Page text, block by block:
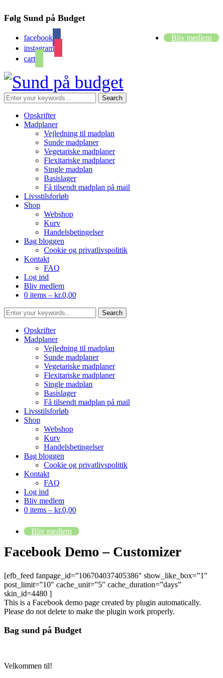
Følg Sund på Budget
facebook
instagram
cart
Bliv medlem
Opskrifter
Madplaner
Vejledning til madplan
Sunde madplaner
Vegetariske madplaner
Flexitariske madplaner
Single madplan
Basislager
Få tilsendt madplan på mail
Livsstilsforløb
Shop
Webshop
Kurv
Handelsbetingelser
Bag bloggen
Cookie og privatlivspolitik
Kontakt
FAQ
Log ind
Bliv medlem
0 items – kr.0,00
Opskrifter
Madplaner
Vejledning til madplan
Sunde madplaner
Vegetariske madplaner
Flexitariske madplaner
Single madplan
Basislager
Få tilsendt madplan på mail
Livsstilsforløb
Shop
Webshop
Kurv
Handelsbetingelser
Bag bloggen
Cookie og privatlivspolitik
Kontakt
FAQ
Log ind
Bliv medlem
0 items – kr.0,00
Bliv medlem
Facebook Demo – Customizer
[efb_feed fanpage_id=”106704037405386″ show_like_box=”1″
post_limit=”10″ cache_unit=”5″ cache_duration=”days”
skin_id=4480 ]
This is a Facebook demo page created by plugin automatically.
Please do not delete to make the plugin work properly.
Bag sund på Budget
Velkommen til!